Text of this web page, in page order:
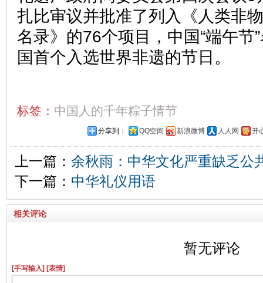
扎比审议并批准了列入《人类非
名录》的76个项目，中国“端午节
国首个入选世界非遗的节日。
标签： 中国人的千年粽子情节
分享到： QQ空间 新浪微博 人人网 开
上一篇： 余秋雨：中华文化严重缺乏公
下一篇： 中华礼仪用语
相关评论
暂无评论
[手写输入] [表情]